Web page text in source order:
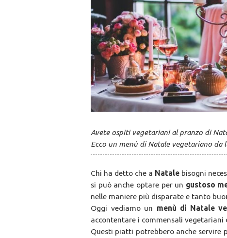
Avete ospiti vegetariani al pranzo di
Ecco un menù di Natale vegetariano da
Chi ha detto che a Natale bisogni
si può anche optare per un gustoso
nelle maniere più disparate e tanto
Oggi vediamo un menù di Natale
accontentare i commensali vegetariani
Questi piatti potrebbero anche servire